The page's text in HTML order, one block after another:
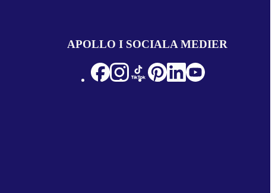
APOLLO I SOCIALA MEDIER